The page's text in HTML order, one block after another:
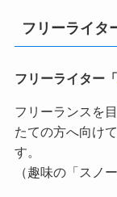
フリーライタ
フリーライター「
フリーランスを
たての方へ向け
す。
（趣味の「スノ